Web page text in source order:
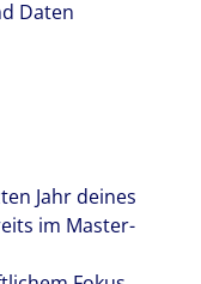
Daten
Jahr deines
im Master-
weltweit. Über
Knowhow in